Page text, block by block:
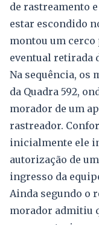
de rastreamento
estar escondido
montou um
eventual retirada
Na sequência, os
da Quadra 592,
morador de um
rastreador.
inicialmente ele
autorização de
ingresso da
Ainda segundo o
morador admitiu